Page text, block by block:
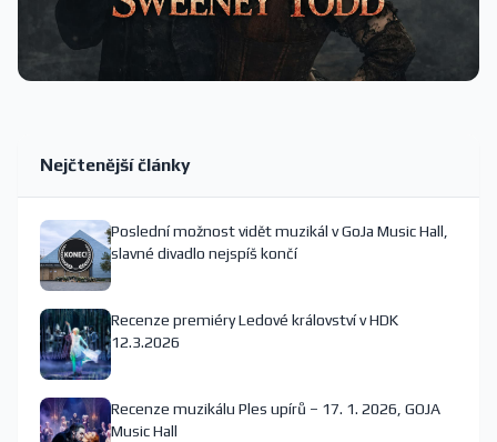
Nejčtenější články
Poslední možnost vidět muzikál v GoJa Music Hall,
slavné divadlo nejspíš končí
Recenze premiéry Ledové království v HDK
12.3.2026
Recenze muzikálu Ples upírů – 17. 1. 2026, GOJA
Music Hall